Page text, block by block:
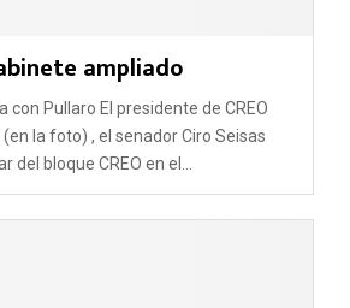
ampliado
con Pullaro El presidente de CREO
la foto) , el senador Ciro Seisas
del bloque CREO en el...